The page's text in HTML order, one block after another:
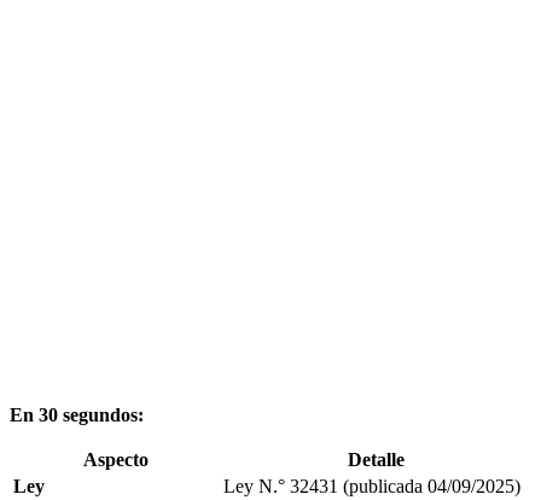
En 30 segundos:
Aspecto
Detalle
Ley
Ley N.° 32431 (publicada 04/09/2025)